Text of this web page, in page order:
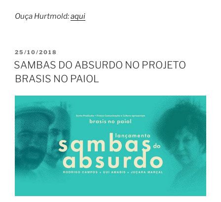
Ouça Hurtmold:aqui
PUBLICADO
EM
25/10/2018
SAMBAS DO ABSURDO NO PROJETO
BRASIS NO PAIOL